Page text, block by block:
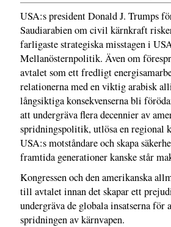
USA:s president Donald J. Trumps
Saudiarabien om civil kärnkraft
farligaste strategiska misstagen i
Mellanösternpolitik. Även om
avtalet som ett fredligt
relationerna med en viktig arabisk
långsiktiga konsekvenserna bli
att undergräva flera decennier av
spridningspolitik, utlösa en regional
USA:s motståndare och skapa
framtida generationer kanske står
Kongressen och den amerikanska
till avtalet innan det skapar ett
undergräva de globala insatserna för
spridningen av kärnvapen.